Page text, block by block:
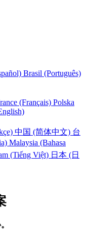
Brasil (Português)
(Français) Polska
中国 (简体中文) 台
Malaysia (Bahasa
(Tiếng Việt) 日本 (日